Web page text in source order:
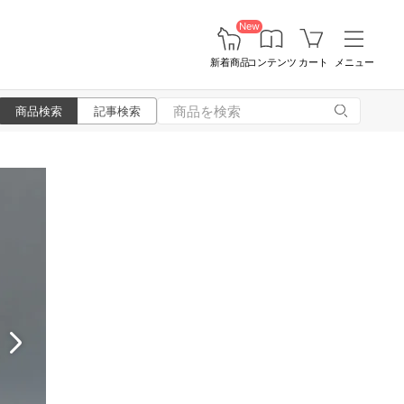
New
新着商品コンテンツ カート メニュー
商品検索 記事検索